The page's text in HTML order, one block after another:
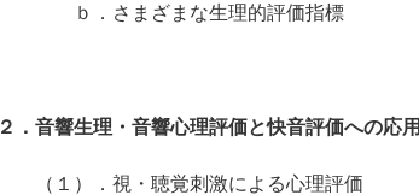
ｂ．さまざまな生理的評価指標
２．音響生理・音響心理評価と快音評価への応用
（１）．視・聴覚刺激による心理評価